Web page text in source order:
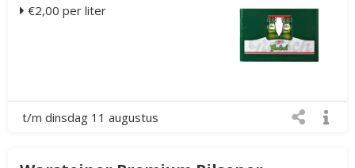
€2,00 per liter
t/m dinsdag 11 augustus